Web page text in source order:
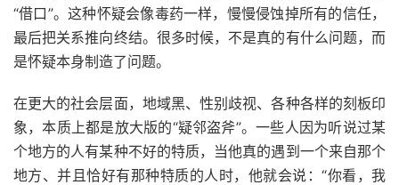
“借口”。这种怀疑会像毒药一样，慢慢侵蚀掉所有的信任，
最后把关系推向终结。很多时候，不是真的有什么问题，而
是怀疑本身制造了问题。
在更大的社会层面，地域黑、性别歧视、各种各样的刻板印
象，本质上都是放大版的“疑邻盗斧”。一些人因为听说过某
个地方的人有某种不好的特质，当他真的遇到一个来自那个
地方、并且恰好有那种特质的人时，他就会说：“你看，我